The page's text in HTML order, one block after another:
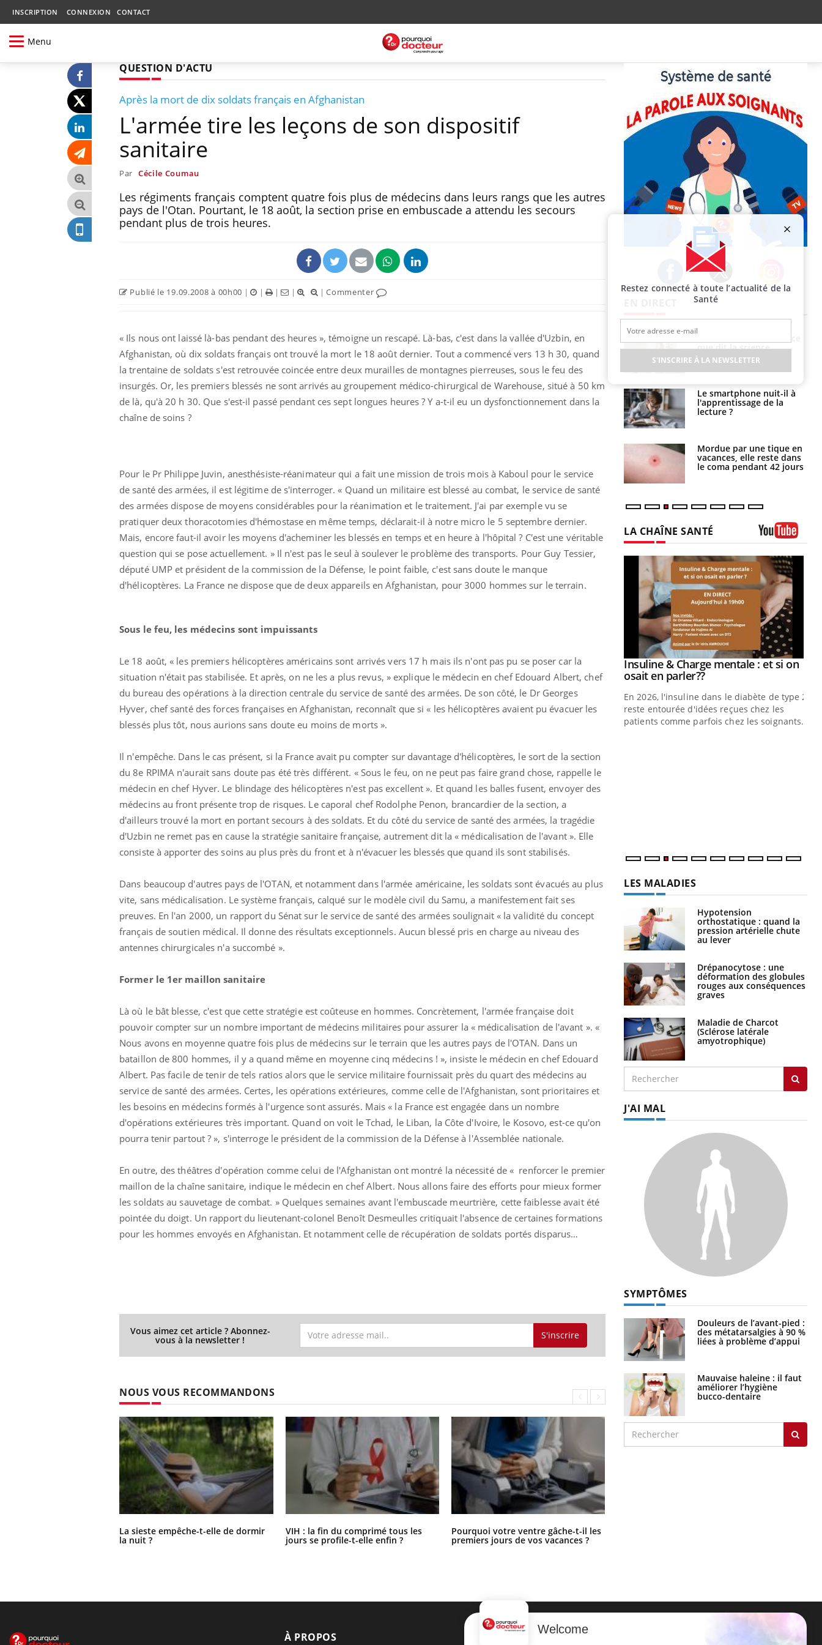
INSCRIPTION CONNEXION CONTACT
Menu
QUESTION D'ACTU
Après la mort de dix soldats français en Afghanistan
L'armée tire les leçons de son dispositif
sanitaire
Par Cécile Coumau
Les régiments français comptent quatre fois plus de médecins dans leurs rangs que les autres
pays de l'Otan. Pourtant, le 18 août, la section prise en embuscade a attendu les secours
pendant plus de trois heures.
Publié le 19.09.2008 à 00h00 | | | | |Commenter
« Ils nous ont laissé là-bas pendant des heures », témoigne un rescapé. Là-bas, c'est dans la vallée d'Uzbin, en
Afghanistan, où dix soldats français ont trouvé la mort le 18 août dernier. Tout a commencé vers 13 h 30, quand
la trentaine de soldats s'est retrouvée coincée entre deux murailles de montagnes pierreuses, sous le feu des
insurgés. Or, les premiers blessés ne sont arrivés au groupement médico-chirurgical de Warehouse, situé à 50 km
de là, qu'à 20 h 30. Que s'est-il passé pendant ces sept longues heures ? Y a-t-il eu un dysfonctionnement dans la
chaîne de soins ?
Pour le Pr Philippe Juvin, anesthésiste-réanimateur qui a fait une mission de trois mois à Kaboul pour le service
de santé des armées, il est légitime de s'interroger. « Quand un militaire est blessé au combat, le service de santé
des armées dispose de moyens considérables pour la réanimation et le traitement. J'ai par exemple vu se
pratiquer deux thoracotomies d'hémostase en même temps, déclarait-il à notre micro le 5 septembre dernier.
Mais, encore faut-il avoir les moyens d'acheminer les blessés en temps et en heure à l'hôpital ? C'est une véritable
question qui se pose actuellement. » Il n'est pas le seul à soulever le problème des transports. Pour Guy Tessier,
député UMP et président de la commission de la Défense, le point faible, c'est sans doute le manque
d'hélicoptères. La France ne dispose que de deux appareils en Afghanistan, pour 3000 hommes sur le terrain.
Sous le feu, les médecins sont impuissants
Le 18 août, « les premiers hélicoptères américains sont arrivés vers 17 h mais ils n'ont pas pu se poser car la
situation n'était pas stabilisée. Et après, on ne les a plus revus, » explique le médecin en chef Edouard Albert, chef
du bureau des opérations à la direction centrale du service de santé des armées. De son côté, le Dr Georges
Hyver, chef santé des forces françaises en Afghanistan, reconnaît que si « les hélicoptères avaient pu évacuer les
blessés plus tôt, nous aurions sans doute eu moins de morts ».
Il n'empêche. Dans le cas présent, si la France avait pu compter sur davantage d'hélicoptères, le sort de la section
du 8e RPIMA n'aurait sans doute pas été très différent. « Sous le feu, on ne peut pas faire grand chose, rappelle le
médecin en chef Hyver. Le blindage des hélicoptères n'est pas excellent ». Et quand les balles fusent, envoyer des
médecins au front présente trop de risques. Le caporal chef Rodolphe Penon, brancardier de la section, a
d'ailleurs trouvé la mort en portant secours à des soldats. Et du côté du service de santé des armées, la tragédie
d'Uzbin ne remet pas en cause la stratégie sanitaire française, autrement dit la « médicalisation de l'avant ». Elle
consiste à apporter des soins au plus près du front et à n'évacuer les blessés que quand ils sont stabilisés.
Dans beaucoup d'autres pays de l'OTAN, et notamment dans l'armée américaine, les soldats sont évacués au plus
vite, sans médicalisation. Le système français, calqué sur le modèle civil du Samu, a manifestement fait ses
preuves. En l'an 2000, un rapport du Sénat sur le service de santé des armées soulignait « la validité du concept
français de soutien médical. Il donne des résultats exceptionnels. Aucun blessé pris en charge au niveau des
antennes chirurgicales n'a succombé ».
Former le 1er maillon sanitaire
Là où le bât blesse, c'est que cette stratégie est coûteuse en hommes. Concrètement, l'armée française doit
pouvoir compter sur un nombre important de médecins militaires pour assurer la « médicalisation de l'avant ». «
Nous avons en moyenne quatre fois plus de médecins sur le terrain que les autres pays de l'OTAN. Dans un
bataillon de 800 hommes, il y a quand même en moyenne cinq médecins ! », insiste le médecin en chef Edouard
Albert. Pas facile de tenir de tels ratios alors que le service militaire fournissait près du quart des médecins au
service de santé des armées. Certes, les opérations extérieures, comme celle de l'Afghanistan, sont prioritaires et
les besoins en médecins formés à l'urgence sont assurés. Mais « la France est engagée dans un nombre
d'opérations extérieures très important. Quand on voit le Tchad, le Liban, la Côte d'Ivoire, le Kosovo, est-ce qu'on
pourra tenir partout ? », s'interroge le président de la commission de la Défense à l'Assemblée nationale.
En outre, des théâtres d'opération comme celui de l'Afghanistan ont montré la nécessité de « renforcer le premier
maillon de la chaîne sanitaire, indique le médecin en chef Albert. Nous allons faire des efforts pour mieux former
les soldats au sauvetage de combat. » Quelques semaines avant l'embuscade meurtrière, cette faiblesse avait été
pointée du doigt. Un rapport du lieutenant-colonel Benoît Desmeulles critiquait l'absence de certaines formations
pour les hommes envoyés en Afghanistan. Et notamment celle de récupération de soldats portés disparus…
Vous aimez cet article ? Abonnez-
vous à la newsletter ! S'inscrire
NOUS VOUS RECOMMANDONS
La sieste empêche-t-elle de dormir
la nuit ?
VIH : la fin du comprimé tous les
jours se profile-t-elle enfin ?
Pourquoi votre ventre gâche-t-il les
premiers jours de vos vacances ?
Facebook Twitter Instagram
La sieste empêche-t-elle
de dormir la nuit ?
VIH : la fin du comprimé
tous les jours se profile-t-
elle enfin ?
Fortes chaleurs :
noyade grimpe-t-il ?
Le Viagra pourrait-il
freiner la propagation du
que dit la science
Le smartphone nuit-il à
l'apprentissage de la
lecture ?
Mordue par une tique en
vacances, elle reste dans
le coma pendant 42 jours
LA CHAÎNE SANTÉ
Youtube
Eczéma Chronique des Mains :
expliquer ma maladieYoutube
Il y a des sujets qui sont faciles à aborder...
d'autres non ! D'un côté, poser des
questions sur la maladie d'un proche c'est
Youtube
Carence en fer : comprendre pour
prévenirYoutube
Fatigue, irritabilité, brouillard mental ou
même alopécie… Les symptômes de la
Youtube
Insuline & Charge mentale : et si on
osait en parler??Youtube
En 2026, l'insuline dans le diabète de type 2
reste entourée d'idées reçues chez les
patients comme parfois chez les soignants.
LES MALADIES
Hypotension
orthostatique : quand la
pression artérielle chute
au lever
Drépanocytose : une
déformation des globules
rouges aux conséquences
graves
Maladie de Charcot
(Sclérose latérale
amyotrophique)
J'AI MAL
SYMPTÔMES
Douleurs de l’avant-pied :
des métatarsalgies à 90 %
liées à problème d’appui
Mauvaise haleine : il faut
améliorer l’hygiène
bucco-dentaire
Restez connecté à toute l’actualité de la
Santé
S'INSCRIRE À LA NEWSLETTER
À PROPOS NEWSLETTER
Welcome